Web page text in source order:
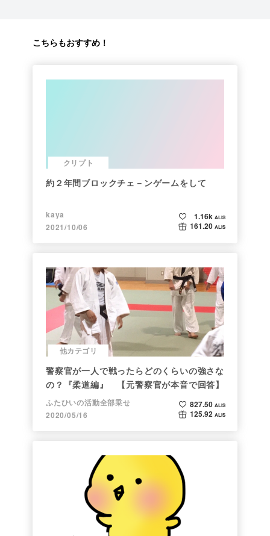
こちらもおすすめ！
クリプト
約２年間ブロックチェ－ンゲームをして
kaya
2021/10/06
1.16k ALIS
161.20 ALIS
他カテゴリ
警察官が一人で戦ったらどのくらいの強さな
の？『柔道編』 【元警察官が本音で回答】
ふたひいの活動全部乗せ
2020/05/16
827.50 ALIS
125.92 ALIS